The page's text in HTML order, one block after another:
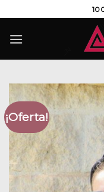
al
contenido
¡Oferta!